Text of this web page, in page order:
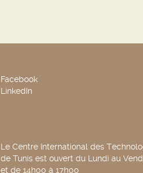
Facebook
LinkedIn
Le Centre International des
de Tunis est ouvert du Lundi au
et de 14h00 à 17h00